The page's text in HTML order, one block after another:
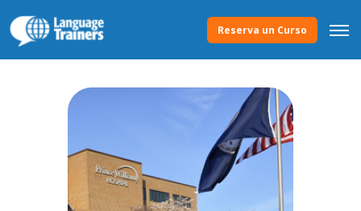
Reserva un Curso